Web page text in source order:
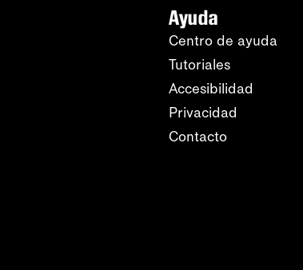
Ayuda
Centro de ayuda
Tutoriales
Accesibilidad
Privacidad
Contacto